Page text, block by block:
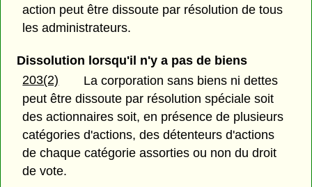
action peut être dissoute par résolution de tous
les administrateurs.
Dissolution lorsqu'il n'y a pas de biens
203(2)
La corporation sans biens ni dettes
peut être dissoute par résolution spéciale soit
des actionnaires soit, en présence de plusieurs
catégories d'actions, des détenteurs d'actions
de chaque catégorie assorties ou non du droit
de vote.